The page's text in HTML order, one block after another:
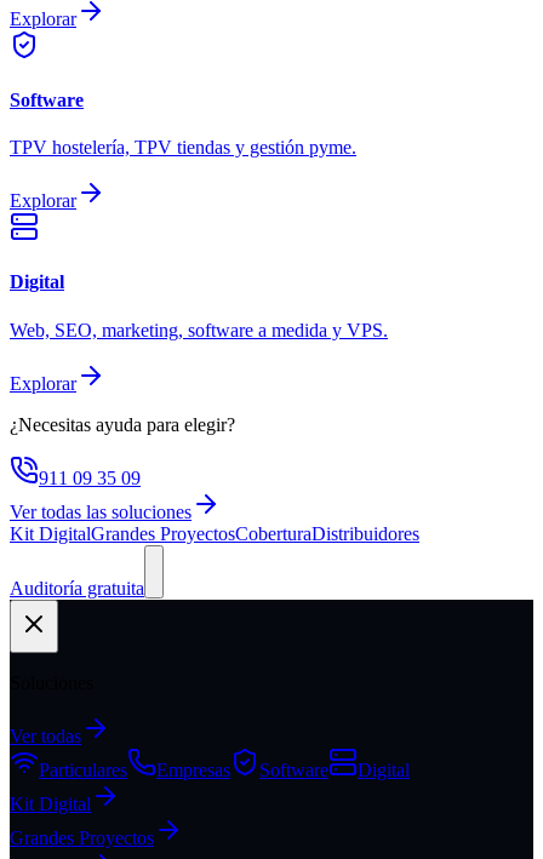
Explorar
Software
TPV hostelería, TPV tiendas y gestión pyme.
Explorar
Digital
Web, SEO, marketing, software a medida y VPS.
Explorar
¿Necesitas ayuda para elegir?
911 09 35 09
Ver todas las soluciones
Kit DigitalGrandes ProyectosCoberturaDistribuidores
Auditoría gratuita
Ver todas
Particulares
Empresas Software
Digital
Kit Digital
Grandes Proyectos